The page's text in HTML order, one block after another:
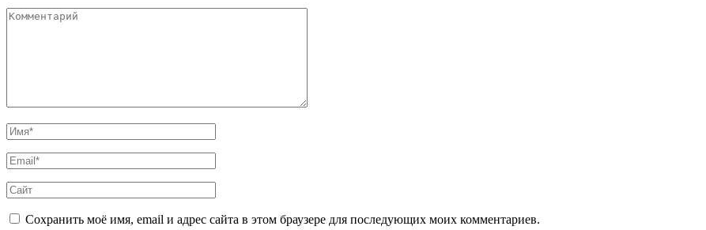
Сохранить моё имя, email и адрес сайта в этом браузере для последующих моих комментариев.